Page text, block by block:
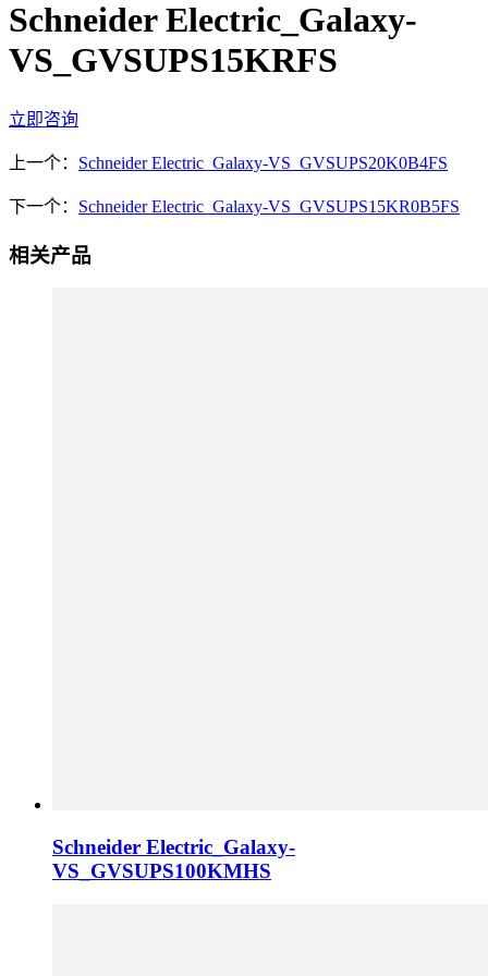
Schneider Electric_Galaxy-
VS_GVSUPS15KRFS
立即咨询
上一个： Schneider Electric_Galaxy-VS_GVSUPS20K0B4FS
下一个： Schneider Electric_Galaxy-VS_GVSUPS15KR0B5FS
相关产品
Schneider Electric_Galaxy-
VS_GVSUPS100KMHS